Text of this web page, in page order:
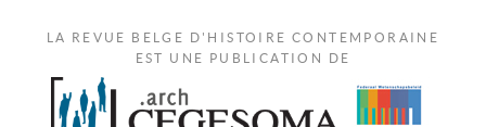
LA REVUE BELGE D'HISTOIRE CONTEMPORAINE
EST UNE PUBLICATION DE